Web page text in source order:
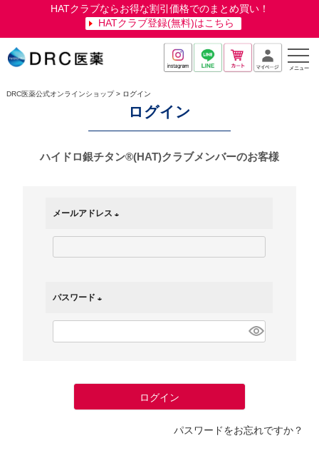
HATクラブならお得な割引価格でのまとめ買い！
HATクラブ登録(無料)はこちら
メニュー
DRC医薬公式オンラインショップ ログイン
ログイン
ハイドロ銀チタン®(HAT)クラブメンバーのお客様
メールアドレス
(
パスワード
(
ログイン
パスワードをお忘れですか？